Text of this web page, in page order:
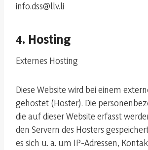
info.dss@llv.li
4. Hosting
Externes Hosting
Diese Website wird bei einem
gehostet (Hoster). Die
die auf dieser Website erfasst
den Servern des Hosters
es sich u. a. um IP-Adressen,